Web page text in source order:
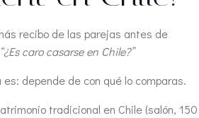
recibo de las parejas antes de
“¿Es caro casarse en Chile?”
depende de con qué lo comparas.
tradicional en Chile (salón, 150